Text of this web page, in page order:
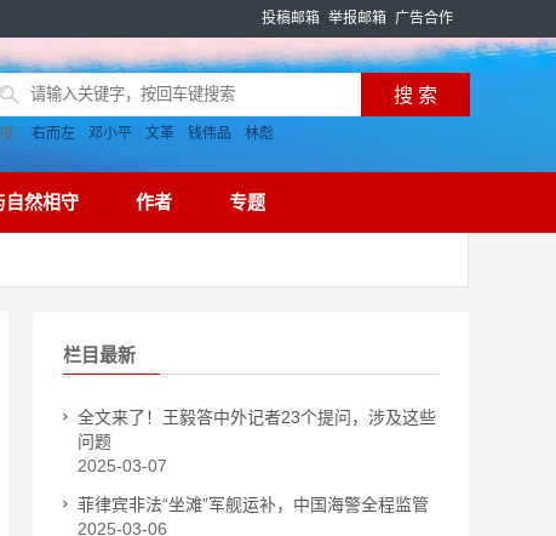
投稿邮箱 举报邮箱 广告合作
： 右而左 邓小平 文革 钱伟品 林彪
自然相守 作者 专题
栏目最新
全文来了！王毅答中外记者23个提问，涉及这些
问题
2025-03-07
菲律宾非法“坐滩”军舰运补，中国海警全程监管
2025-03-06